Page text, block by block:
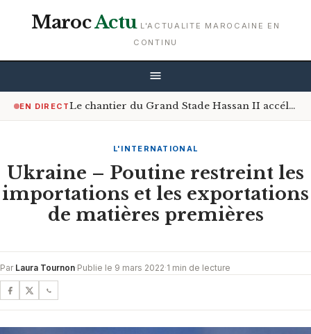
MarocActu L'ACTUALITE MAROCAINE EN
CONTINU
EN DIRECT Le chantier du Grand Stade Hassan II accélère son rythme
L'INTERNATIONAL
Ukraine – Poutine restreint les
importations et les exportations
de matières premières
Par Laura Tournon·Publie le 9 mars 2022·1 min de lecture